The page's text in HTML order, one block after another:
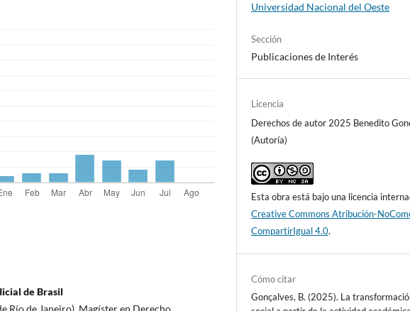
de Brasil
Río de Janeiro). Magíster en Derecho
Universidad Nacional del Oeste
Sección
Publicaciones de Interés
Licencia
Derechos de autor 2025 Benedito
(Autoría)
Esta obra está bajo una licencia
Creative Commons Atribución-
CompartirIgual 4.0.
Cómo citar
Gonçalves, B. (2025). La